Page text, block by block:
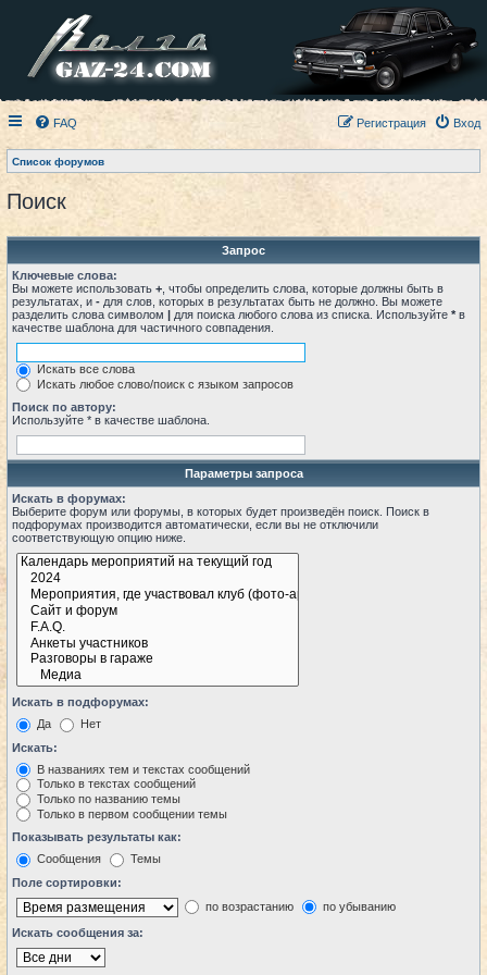
FAQ Вход
Регистрация
Список форумов
Поиск
Запрос
Ключевые слова:
Вы можете использовать + , чтобы определить слова, которые должны быть в
результатах, и - для слов, которых в результатах быть не должно. Вы можете
разделить слова символом | для поиска любого слова из списка. Используйте * в
качестве шаблона для частичного совпадения.
Искать все слова
Искать любое слово/поиск с языком запросов
Поиск по автору:
Используйте * в качестве шаблона.
Параметры запроса
Искать в форумах:
Выберите форум или форумы, в которых будет произведён поиск. Поиск в
подфорумах производится автоматически, если вы не отключили
соответствующую опцию ниже.
Искать в подфорумах:
Да
Нет
Искать:
В названиях тем и текстах сообщений
Только в текстах сообщений
Только по названию темы
Только в первом сообщении темы
Показывать результаты как:
Сообщения
Темы
Поле сортировки:
по возрастанию
по убыванию
Искать сообщения за: